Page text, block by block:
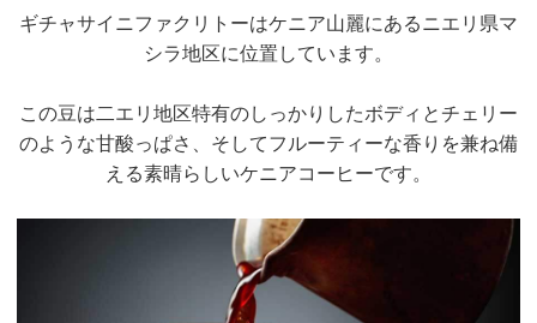
ギチャサイニファクリトーはケニア山麗にあるニエリ県マ
シラ地区に位置しています。
この豆は二エリ地区特有のしっかりしたボディとチェリー
のような甘酸っぱさ、そしてフルーティーな香りを兼ね備
える素晴らしいケニアコーヒーです。